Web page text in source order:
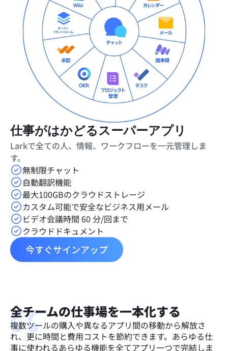
仕事がはかどるスーパーアプリ
Larkで全ての人、情報、ワークフローを一元管理しま
す。
無制限チャット
自動翻訳機能
最大100GBのクラウドストレージ
カスタム可能で安全なビジネス用メール
ビデオ会議時間 60 分/回まで
クラウドドキュメント
今すぐサインアップ
全チームの仕事場を一本化する
複数ツールの購入や異なるアプリ間の移動から解放さ
れ、更に時間と費用コストを節約できます。あらゆる仕
事に使われるあらゆる機能を全てアプリ一つで完結しま